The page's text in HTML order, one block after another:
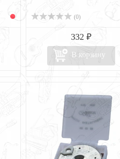
(0)
332 ₽
В корзину